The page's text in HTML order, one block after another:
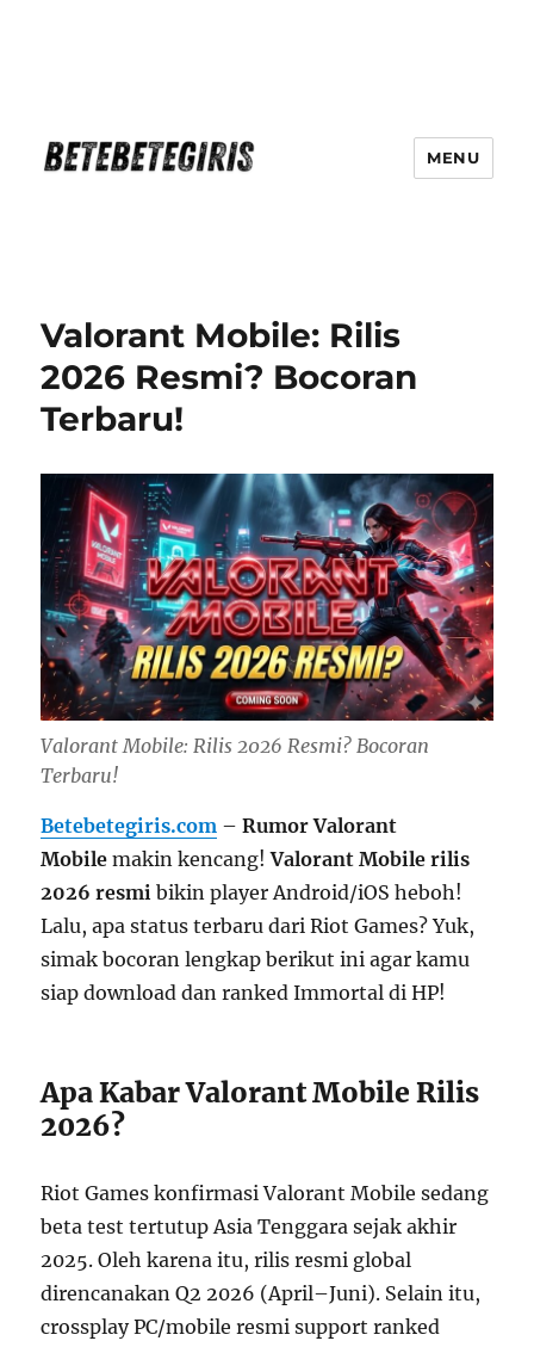
Ki Hadir Di Website Terpercaya
MENU
Valorant Mobile: Rilis
2026 Resmi? Bocoran
Terbaru!
Valorant Mobile: Rilis 2026 Resmi? Bocoran
Terbaru!
Betebetegiris.com –Rumor Valorant
Mobile makin kencang!Valorant Mobile rilis
2026 resmi bikin player Android/iOS heboh!
Lalu, apa status terbaru dari Riot Games? Yuk,
simak bocoran lengkap berikut ini agar kamu
siap download dan ranked Immortal di HP!
Apa Kabar Valorant Mobile Rilis
2026?
Riot Games konfirmasi Valorant Mobile sedang
beta test tertutup Asia Tenggara sejak akhir
2025. Oleh karena itu, rilis resmi global
direncanakan Q2 2026 (April–Juni). Selain itu,
crossplay PC/mobile resmi support ranked